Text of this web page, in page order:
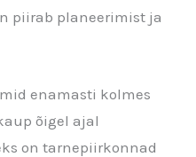
piirab planeerimist ja
enamasti kolmes
õigel ajal
on tarnepiirkonnad